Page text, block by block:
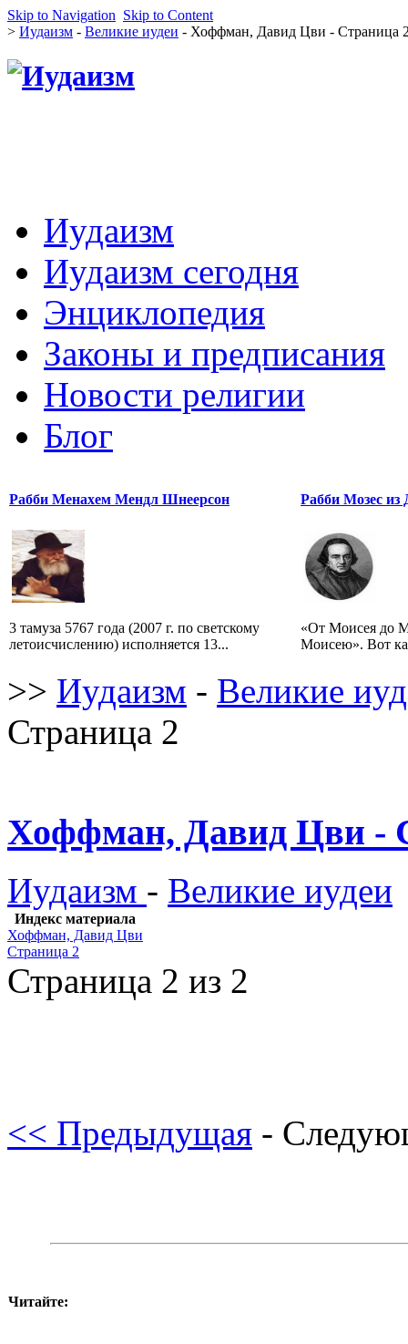
Skip to Navigation Skip to Content
> Иудаизм - Великие иудеи - Хоффман, Давид Цви - Страница
Иудаизм
Иудаизм сегодня
Энциклопедия
Законы и предписания
Новости религии
Блог
Рабби Менахем Мендл Шнеерсон
3 тамуза 5767 года (2007 г. по светскому
летоисчислению) исполняется 13...
Рабби Мозес из
«От Моисея до
Моисею». Вот
>> Иудаизм - Великие
Страница 2
Хоффман, Давид Цви -
Иудаизм - Великие иудеи
Индекс материала
Хоффман, Давид Цви
Страница 2
Страница 2 из 2
<< Предыдущая -
Читайте: